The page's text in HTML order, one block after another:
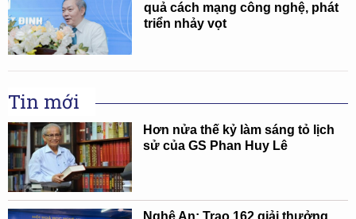
quả cách mạng công nghệ, phát
triển nhảy vọt
Tin mới
Hơn nửa thế kỷ làm sáng tỏ lịch
sử của GS Phan Huy Lê